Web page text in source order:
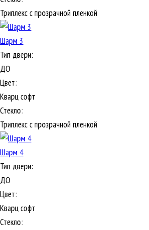
Триплекс с прозрачной пленкой
Шарм 3
Тип двери:
ДО
Цвет:
Кварц софт
Стекло:
Триплекс с прозрачной пленкой
Шарм 4
Тип двери:
ДО
Цвет:
Кварц софт
Стекло: